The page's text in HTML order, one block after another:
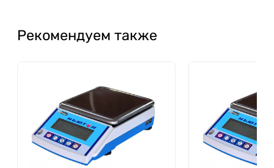
Рекомендуем также